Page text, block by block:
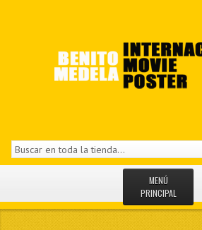
MENÚ
PRINCIPAL